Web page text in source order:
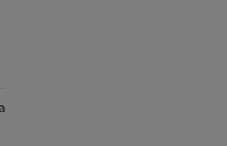
Goldpreis weiter belasten" mit 5
bei Situational Awareness: Alles